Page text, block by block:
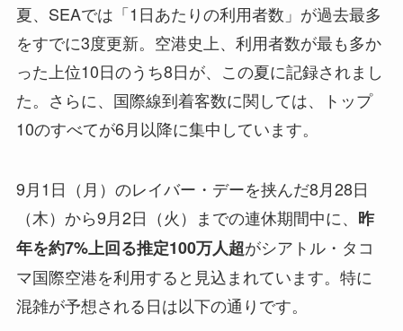
夏、SEAでは「1日あたりの利用者数」が過去最多
をすでに3度更新。空港史上、利用者数が最も多か
った上位10日のうち8日が、この夏に記録されまし
た。さらに、国際線到着客数に関しては、トップ
10のすべてが6月以降に集中しています。
9月1日（月）のレイバー・デーを挟んだ8月28日
（木）から9月2日（火）までの連休期間中に、 昨
年を約7%上回る推定100万人超がシアトル・タコ
マ国際空港を利用すると見込まれています。特に
混雑が予想される日は以下の通りです。